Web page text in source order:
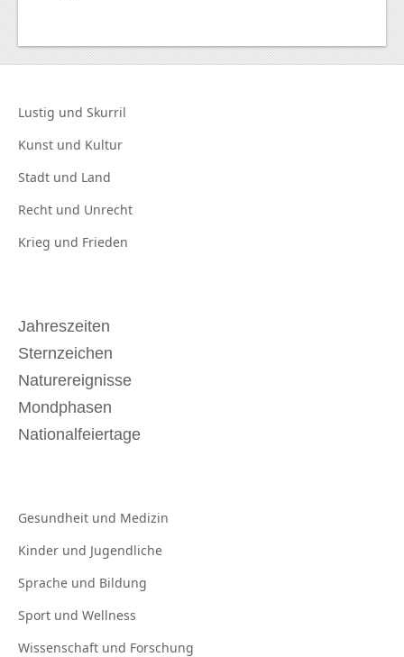
Lustig und Skurril
Kunst und Kultur
Stadt und Land
Recht und Unrecht
Krieg und Frieden
Jahreszeiten
Sternzeichen
Naturereignisse
Mondphasen
Nationalfeiertage
Gesundheit und Medizin
Kinder und Jugendliche
Sprache und Bildung
Sport und Wellness
Wissenschaft und Forschung